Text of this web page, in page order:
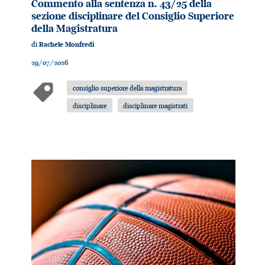
Commento alla sentenza n. 43/25 della
sezione disciplinare del Consiglio Superiore
della Magistratura
diRachele Monfredi
29/07/2026
consiglio superiore della magistratura
disciplinare
disciplinare magistrati